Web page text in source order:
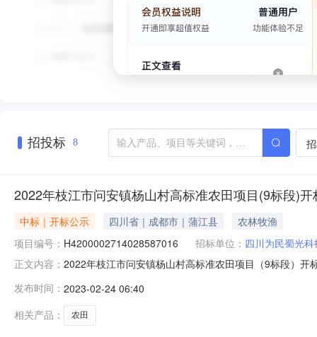
招投标 8
2022年枝江市问安镇杨山村高标准农田项目(9标段)开
中标｜开标公示 四川省｜成都市｜蒲江县
农林牧渔
项目编号： H4200002714028587016 招标单位： 四川为民蜀光
正文内容： 2022年枝江市问安镇杨山村高标准农田项目（9标段）
发布时间： 2023-02-24 06:40
相关产品：
农田